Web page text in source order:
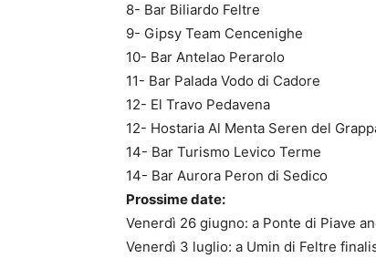
8- Bar Biliardo Feltre
9- Gipsy Team Cencenighe
10- Bar Antelao Perarolo
11- Bar Palada Vodo di Cadore
12- El Travo Pedavena
12- Hostaria Al Menta Seren del
14- Bar Turismo Levico Terme
14- Bar Aurora Peron di Sedico
Prossime date:
Venerdì 26 giugno: a Ponte di Piave
Venerdì 3 luglio: a Umin di Feltre